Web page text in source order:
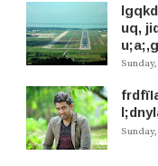
uq,
u;a;,g
Sunday,